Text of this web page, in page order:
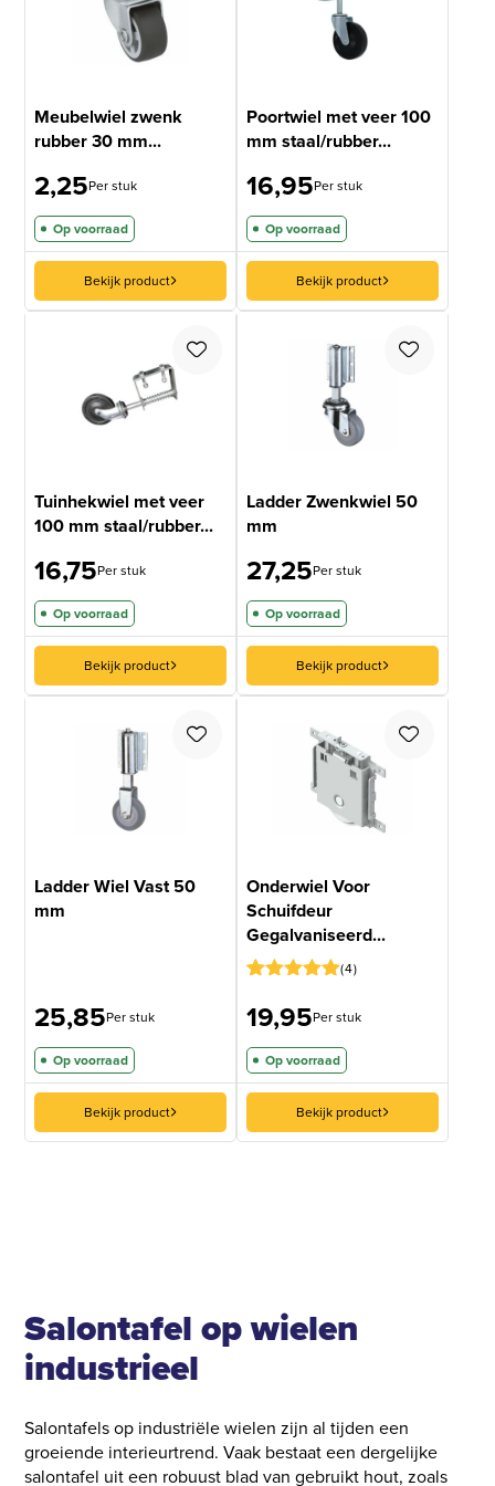
Meubelwiel zwenk
rubber 30 mm...
2,25Per stuk
Op voorraad
Bekijk product
Poortwiel met veer 100
mm staal/rubber...
16,95Per stuk
Op voorraad
Bekijk product
Tuinhekwiel met veer
100 mm staal/rubber...
16,75Per stuk
Op voorraad
Bekijk product
Ladder Zwenkwiel 50
mm
27,25Per stuk
Op voorraad
Bekijk product
Ladder Wiel Vast 50
mm
25,85Per stuk
Op voorraad
Bekijk product
Onderwiel Voor
Schuifdeur
Gegalvaniseerd...
5op 5
gebaseerd
op
klantbeoordelingen
4
19,95Per stuk
Op voorraad
Bekijk product
Salontafel op wielen
industrieel
Salontafels op industriële wielen zijn al tijden een
groeiende interieurtrend. Vaak bestaat een dergelijke
salontafel uit een robuust blad van gebruikt hout, zoals